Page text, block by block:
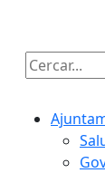
Cercar: